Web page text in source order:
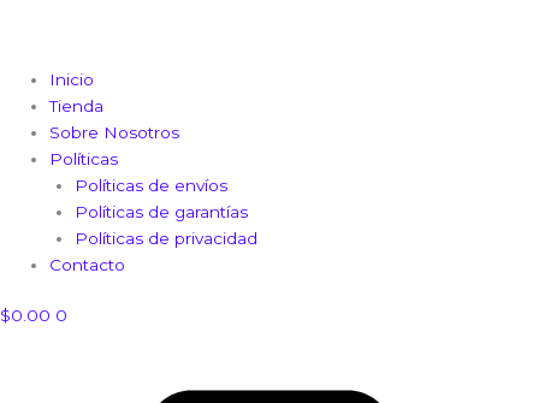
Inicio
Tienda
Sobre Nosotros
Políticas
Políticas de envíos
Políticas de garantías
Políticas de privacidad
Contacto
$0.00 0